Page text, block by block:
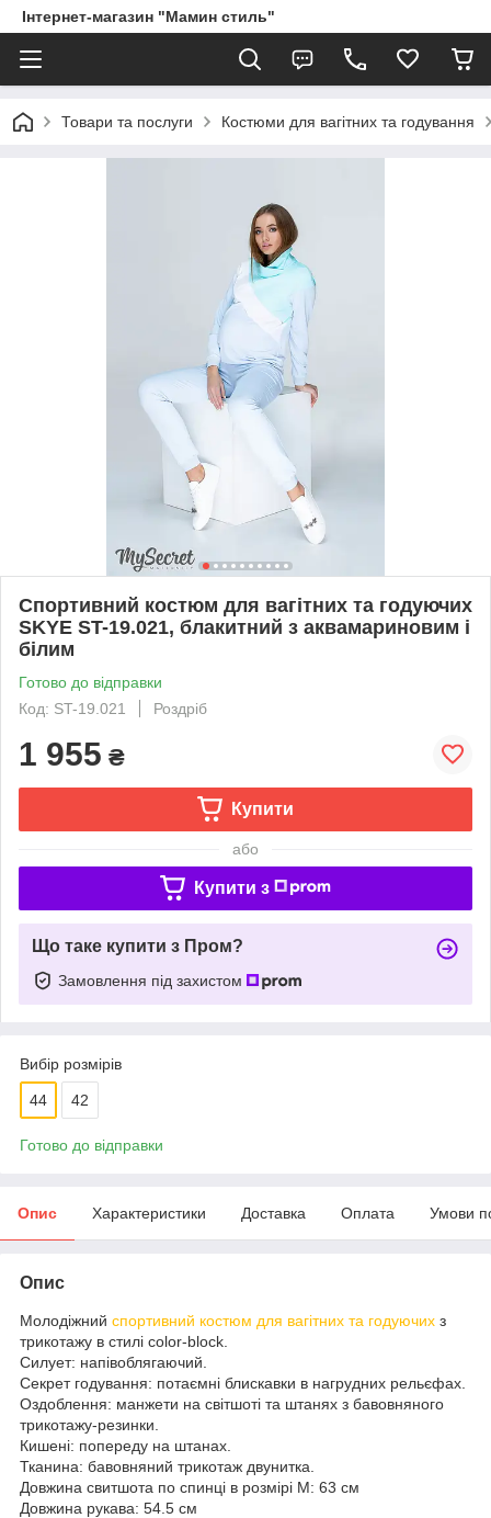
Інтернет-магазин "Мамин стиль"
Товари та послуги Костюми для вагітних та годування
Спортивний костюм для вагітних та годуючих
SKYE ST-19.021, блакитний з аквамариновим і
білим
Готово до відправки
Код: ST-19.021
Роздріб
1 955 ₴
Купити
або
Купити з
Що таке купити з Пром?
Замовлення під захистом
Вибір розмірів
44 42
Готово до відправки
Опис Характеристики Доставка Оплата Умови
Опис
Молодіжний спортивний костюм для вагітних та годуючих з
трикотажу в стилі color-block.
Силует: напівоблягаючий.
Секрет годування: потаємні блискавки в нагрудних рельєфах.
Оздоблення: манжети на світшоті та штанях з бавовняного
трикотажу-резинки.
Кишені: попереду на штанах.
Тканина: бавовняний трикотаж двунитка.
Довжина свитшота по спинці в розмірі М: 63 см
Довжина рукава: 54.5 см